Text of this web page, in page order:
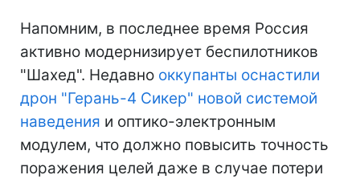
Напомним, в последнее время Россия
активно модернизирует беспилотников
"Шахед". Недавно оккупанты оснастили
дрон "Герань-4 Сикер" новой системой
наведения и оптико-электронным
модулем, что должно повысить точность
поражения целей даже в случае потери